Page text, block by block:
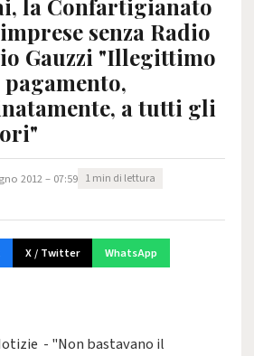
la Confartigianato
senza Radio
Gauzzi "Illegittimo
a tutti gli
2012 – 07:59 1 min di lettura
X / Twitter WhatsApp
- "Non bastavano il